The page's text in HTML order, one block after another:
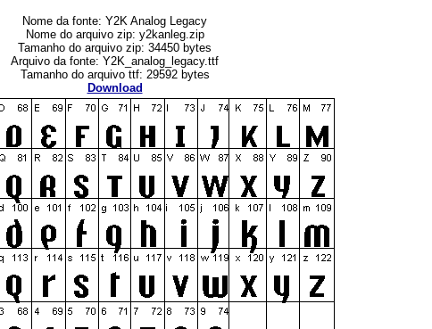
Nome da fonte: Y2K Analog Legacy
Nome do arquivo zip: y2kanleg.zip
Tamanho do arquivo zip: 34450 bytes
Arquivo da fonte: Y2K_analog_legacy.ttf
Tamanho do arquivo ttf: 29592 bytes
Download